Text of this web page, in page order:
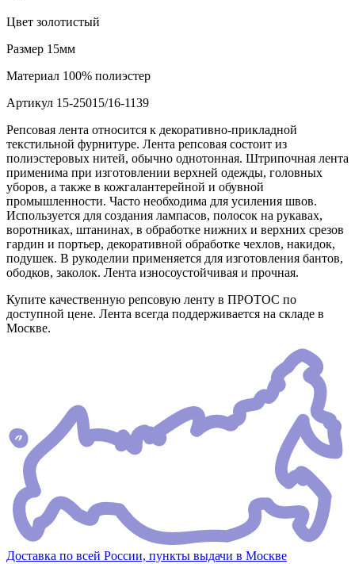
Цвет золотистый
Размер 15мм
Материал 100% полиэстер
Артикул 15-25015/16-1139
Репсовая лента относится к декоративно-прикладной
текстильной фурнитуре. Лента репсовая состоит из
полиэстеровых нитей, обычно однотонная. Штрипочная лента
применима при изготовлении верхней одежды, головных
уборов, а также в кожгалантерейной и обувной
промышленности. Часто необходима для усиления швов.
Используется для создания лампасов, полосок на рукавах,
воротниках, штанинах, в обработке нижних и верхних срезов
гардин и портьер, декоративной обработке чехлов, накидок,
подушек. В рукоделии применяется для изготовления бантов,
ободков, заколок. Лента износоустойчивая и прочная.
Купите качественную репсовую ленту в ПРОТОС по
доступной цене. Лента всегда поддерживается на складе в
Москве.
Доставка по всей России, пункты выдачи в Москве